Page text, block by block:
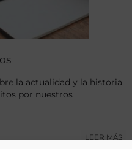
la actualidad y la historia
por nuestros
LEER MÁS